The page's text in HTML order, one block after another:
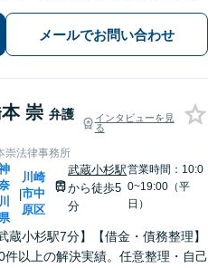
談者様に丁寧に寄り添い、可能な
り最良の結果を追求します。皆様の
になれるよう尽力いたしますので、
メールでお問い合わせ
崇 弁護
インタビューを見
る
崇法律事務所
川
|
川崎
市中
原区
武蔵小杉駅
から徒歩5
分
営業時間：10:0
0~19:00（平
日）
武蔵小杉駅7分】【借金・債務整理】
件以上の解決実績。任意整理・自己